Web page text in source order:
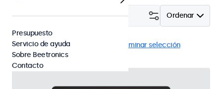
Ordenar
Filtrar (4)
Pantallas táctiles 10" Eliminar selección
Presupuesto
Servicio de ayuda
Sobre Beetronics
Contacto